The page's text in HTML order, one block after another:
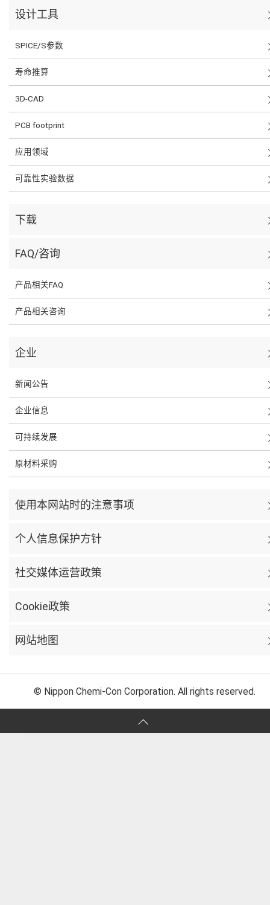
设计工具
SPICE/S参数
寿命推算
3D-CAD
PCB footprint
应用领域
可靠性实验数据
下载
FAQ/咨询
产品相关FAQ
产品相关咨询
企业
新闻公告
企业信息
可持续发展
原材料采购
使用本网站时的注意事项
个人信息保护方针
社交媒体运营政策
Cookie政策
网站地图
© Nippon Chemi-Con Corporation. All rights reserved.